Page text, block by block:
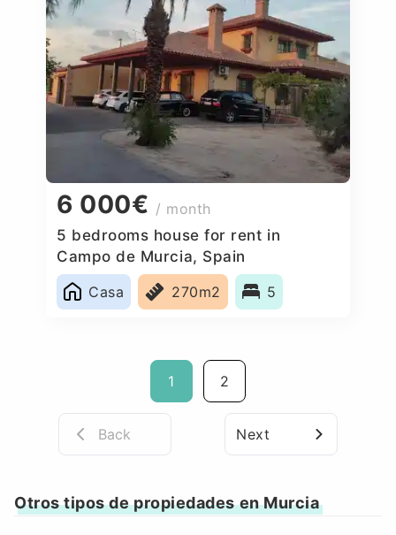
6 000€ / month
5 bedrooms house for rent in
Campo de Murcia, Spain
Casa
270m2 5
1 2
Back Next
Otros tipos de propiedades en Murcia